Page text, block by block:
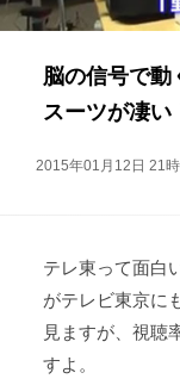
脳の信号で動
スーツが凄い
2015年01月12日 21
テレ東って面白
がテレビ東京に
見ますが、視聴
すよ。